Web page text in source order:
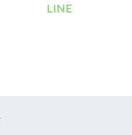
LINE